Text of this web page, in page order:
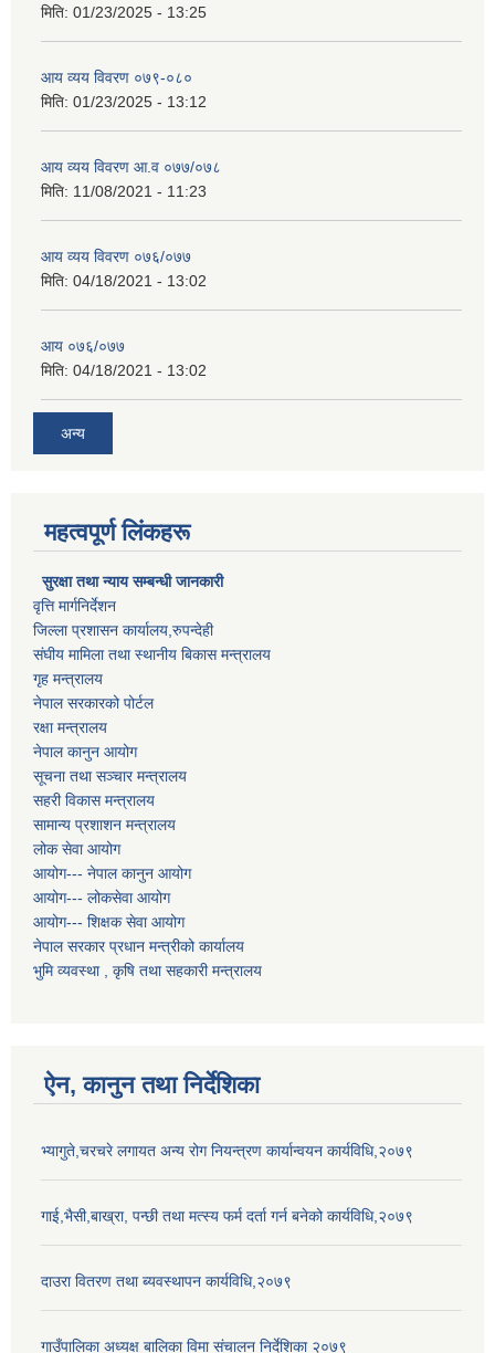
मिति: 01/23/2025 - 13:25
आय व्यय विवरण ०७९-०८०
मिति: 01/23/2025 - 13:12
आय व्यय विवरण आ.व ०७७/०७८
मिति: 11/08/2021 - 11:23
आय व्यय विवरण ०७६/०७७
मिति: 04/18/2021 - 13:02
आय ०७६/०७७
मिति: 04/18/2021 - 13:02
अन्य
महत्वपूर्ण लिंकहरू
सुरक्षा तथा न्याय सम्बन्धी जानकारी
वृत्ति मार्गनिर्देशन
जिल्ला प्रशासन कार्यालय,रुपन्देही
संघीय मामिला तथा स्थानीय बिकास मन्त्रालय
गृह मन्त्रालय
नेपाल सरकारको पोर्टल
रक्षा मन्त्रालय
नेपाल कानुन आयोग
सूचना तथा सञ्चार मन्त्रालय
सहरी विकास मन्त्रालय
सामान्य प्रशाशन मन्त्रालय
लोक सेवा आयोग
आयोग--- नेपाल कानुन आयोग
आयोग--- लोकसेवा आयोग
आयोग--- शिक्षक सेवा आयोग
नेपाल सरकार प्रधान मन्त्रीको कार्यालय
भुमि व्यवस्था , कृषि तथा सहकारी मन्त्रालय
ऐन, कानुन तथा निर्देशिका
भ्यागुते,चरचरे लगायत अन्य रोग नियन्त्रण कार्यान्वयन कार्यविधि,२०७९
गाई,भैसी,बाख्रा, पन्छी तथा मत्स्य फर्म दर्ता गर्न बनेको कार्यविधि,२०७९
दाउरा वितरण तथा ब्यवस्थापन कार्यविधि,२०७९
गाउँपालिका अध्यक्ष बालिका विमा संचालन निर्देशिका २०७९